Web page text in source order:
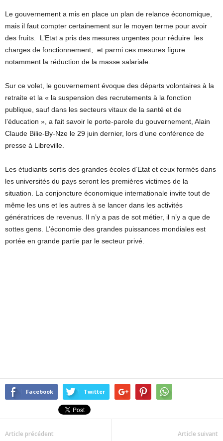
Le gouvernement a mis en place un plan de relance économique,
mais il faut compter certainement sur le moyen terme pour avoir
des fruits. L’Etat a pris des mesures urgentes pour réduire les
charges de fonctionnement, et parmi ces mesures figure
notamment la réduction de la masse salariale.
Sur ce volet, le gouvernement évoque des départs volontaires à la
retraite et la « la suspension des recrutements à la fonction
publique, sauf dans les secteurs vitaux de la santé et de
l’éducation », a fait savoir le porte-parole du gouvernement, Alain
Claude Bilie-By-Nze le 29 juin dernier, lors d’une conférence de
presse à Libreville.
Les étudiants sortis des grandes écoles d’Etat et ceux formés dans
les universités du pays seront les premières victimes de la
situation. La conjoncture économique internationale invite tout de
même les uns et les autres à se lancer dans les activités
génératrices de revenus. Il n’y a pas de sot métier, il n’y a que de
sottes gens. L’économie des grandes puissances mondiales est
portée en grande partie par le secteur privé.
Facebook Twitter
Article précédent Article suivant